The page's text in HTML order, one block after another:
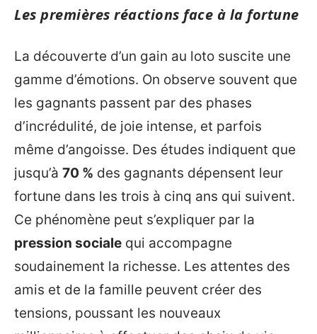
Les premières réactions face à la fortune
La découverte d’un gain au loto suscite une
gamme d’émotions. On observe souvent que
les gagnants passent par des phases
d’incrédulité, de joie intense, et parfois
même d’angoisse. Des études indiquent que
jusqu’à 70 % des gagnants dépensent leur
fortune dans les trois à cinq ans qui suivent.
Ce phénomène peut s’expliquer par la
pression sociale qui accompagne
soudainement la richesse. Les attentes des
amis et de la famille peuvent créer des
tensions, poussant les nouveaux